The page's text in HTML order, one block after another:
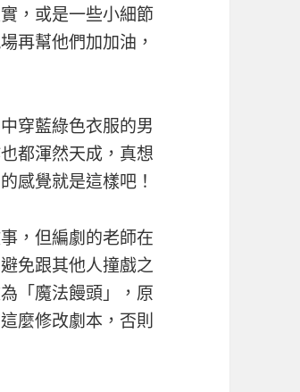
，或是一些小細節
再幫他們加加油，
穿藍綠色衣服的男
都渾然天成，真想
感覺就是這樣吧！
，但編劇的老師在
免跟其他人撞戲之
「魔法饅頭」，原
麼修改劇本，否則